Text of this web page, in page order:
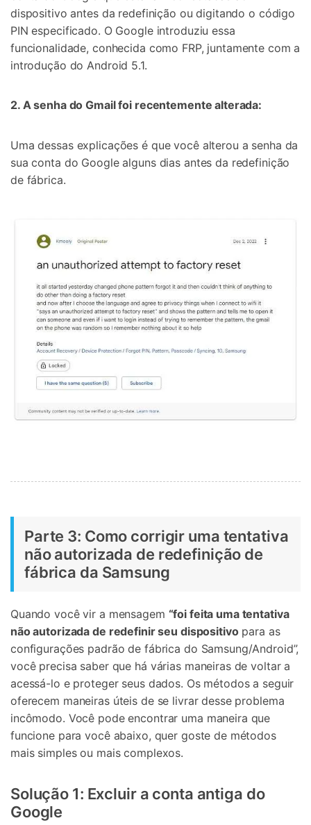
dispositivo antes da redefinição ou digitando o código
PIN especificado. O Google introduziu essa
funcionalidade, conhecida como FRP, juntamente com a
introdução do Android 5.1.
2. A senha do Gmail foi recentemente alterada:
Uma dessas explicações é que você alterou a senha da
sua conta do Google alguns dias antes da redefinição
de fábrica.
Parte 3: Como corrigir uma tentativa
não autorizada de redefinição de
fábrica da Samsung
Quando você vir a mensagem “foi feita uma tentativa
não autorizada de redefinir seu dispositivopara as
configurações padrão de fábrica do Samsung/Android”,
você precisa saber que há várias maneiras de voltar a
acessá-lo e proteger seus dados. Os métodos a seguir
oferecem maneiras úteis de se livrar desse problema
incômodo. Você pode encontrar uma maneira que
funcione para você abaixo, quer goste de métodos
mais simples ou mais complexos.
Solução 1: Excluir a conta antiga do
Google